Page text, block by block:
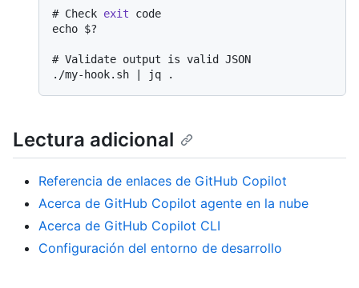
# Check exit code
# Validate output is valid JSON
Lectura adicional
Referencia de enlaces de GitHub Copilot
Acerca de GitHub Copilot agente en la nube
Acerca de GitHub Copilot CLI
Configuración del entorno de desarrollo